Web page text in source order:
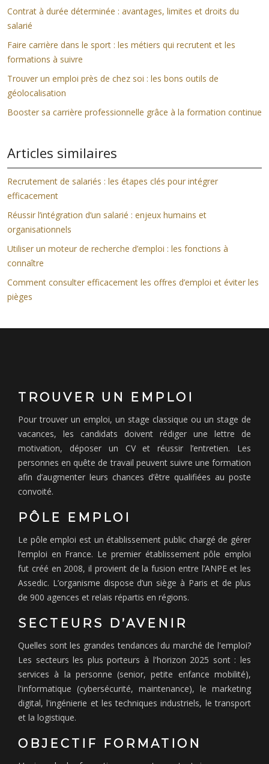
Contrat à durée déterminée : avantages, limites et droits du
salarié
Faire carrière dans le sport : les métiers qui recrutent et les
formations à suivre
Trouver un emploi près de chez soi : les bons outils de
géolocalisation
Booster sa carrière professionnelle grâce à la formation continue
Articles similaires
Recrutement de salariés : les étapes clés pour intégrer
efficacement
Réussir l’intégration d’un salarié : enjeux humains et
organisationnels
Utiliser un moteur de recherche d’emploi : les fonctions à
connaître
Comment consulter efficacement les offres d’emploi et éviter les
pièges
TROUVER UN EMPLOI
Pour trouver un emploi, un stage classique ou un stage de
vacances, les candidats doivent rédiger une lettre de
motivation, déposer un CV et réussir l’entretien. Les
personnes en quête de travail peuvent suivre une formation
afin d’augmenter leurs chances d’être qualifiées au poste
convoité.
PÔLE EMPLOI
Le pôle emploi est un établissement public chargé de gérer
l’emploi en France. Le premier établissement pôle emploi
fut créé en 2008, il provient de la fusion entre l’ANPE et les
Assedic. L’organisme dispose d’un siège à Paris et de plus
de 900 agences et relais répartis en régions.
SECTEURS D’AVENIR
Quelles sont les grandes tendances du marché de l'emploi?
Les secteurs les plus porteurs à l'horizon 2025 sont : les
services à la personne (senior, petite enfance mobilité),
l'informatique (cybersécurité, maintenance), le marketing
digital, l'ingénierie et les techniques industriels, le transport
et la logistique.
OBJECTIF FORMATION